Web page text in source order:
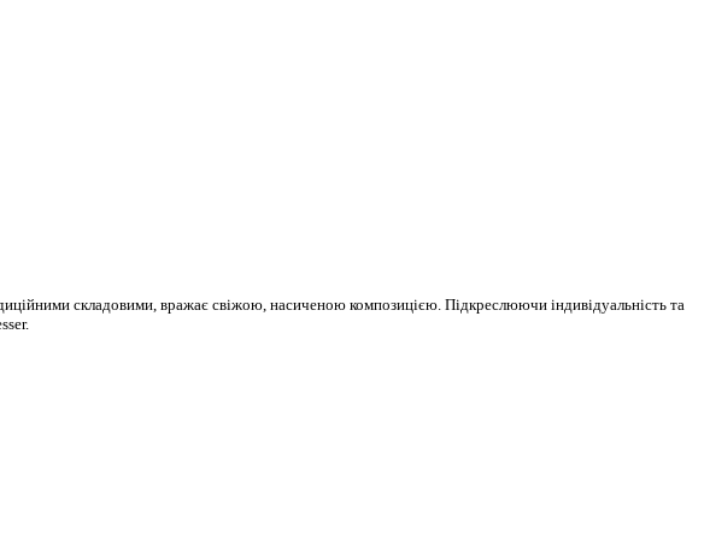
складовими, вражає свіжою, насиченою композицією. Підкреслюючи індивідуальність та